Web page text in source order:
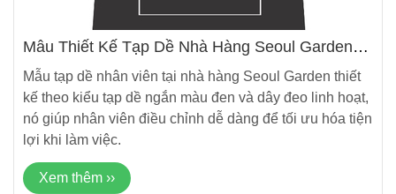
Mẫu Thiết Kế Tạp Dề Nhà Hàng Seoul Garden
Mẫu tạp dề nhân viên tại nhà hàng Seoul Garden thiết
kế theo kiểu tạp dề ngắn màu đen và dây đeo linh hoạt,
nó giúp nhân viên điều chỉnh dễ dàng để tối ưu hóa tiện
lợi khi làm việc.
Xem thêm ››